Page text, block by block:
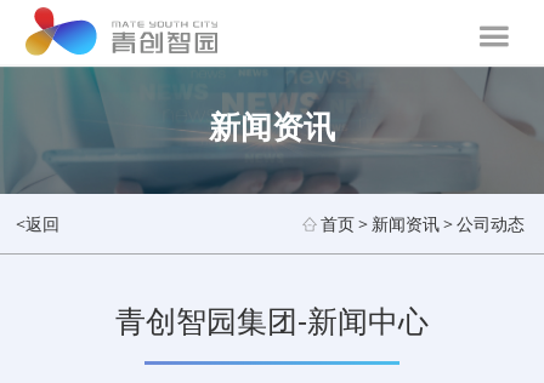
新闻资讯
<返回 首页> 新闻资讯>公司动态
青创智园集团-新闻中心